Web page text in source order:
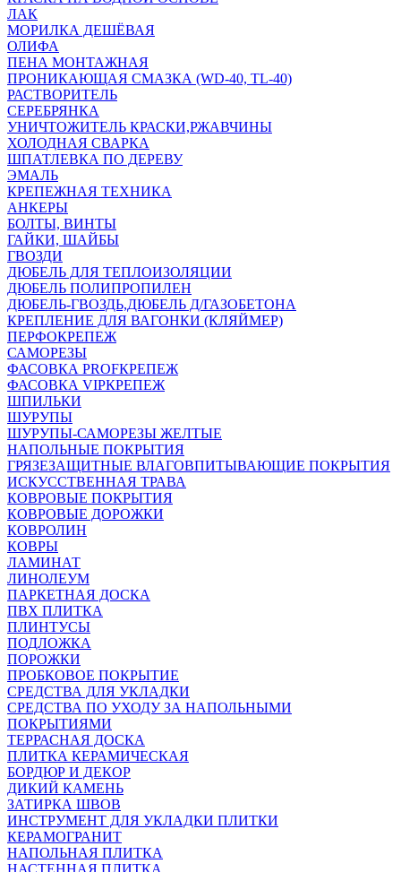
ЛАК
МОРИЛКА ДЕШЁВАЯ
ОЛИФА
ПЕНА МОНТАЖНАЯ
ПРОНИКАЮЩАЯ СМАЗКА (WD-40, TL-40)
РАСТВОРИТЕЛЬ
СЕРЕБРЯНКА
УНИЧТОЖИТЕЛЬ КРАСКИ,РЖАВЧИНЫ
ХОЛОДНАЯ СВАРКА
ШПАТЛЕВКА ПО ДЕРЕВУ
ЭМАЛЬ
КРЕПЕЖНАЯ ТЕХНИКА
АНКЕРЫ
БОЛТЫ, ВИНТЫ
ГАЙКИ, ШАЙБЫ
ГВОЗДИ
ДЮБЕЛЬ ДЛЯ ТЕПЛОИЗОЛЯЦИИ
ДЮБЕЛЬ ПОЛИПРОПИЛЕН
ДЮБЕЛЬ-ГВОЗДЬ,ДЮБЕЛЬ Д/ГАЗОБЕТОНА
КРЕПЛЕНИЕ ДЛЯ ВАГОНКИ (КЛЯЙМЕР)
ПЕРФОКРЕПЕЖ
САМОРЕЗЫ
ФАСОВКА PROFКРЕПЕЖ
ФАСОВКА VIPКРЕПЕЖ
ШПИЛЬКИ
ШУРУПЫ
ШУРУПЫ-САМОРЕЗЫ ЖЕЛТЫЕ
НАПОЛЬНЫЕ ПОКРЫТИЯ
ГРЯЗЕЗАЩИТНЫЕ ВЛАГОВПИТЫВАЮЩИЕ ПОКРЫТИЯ
ИСКУССТВЕННАЯ ТРАВА
КОВРОВЫЕ ПОКРЫТИЯ
КОВРОВЫЕ ДОРОЖКИ
КОВРОЛИН
КОВРЫ
ЛАМИНАТ
ЛИНОЛЕУМ
ПАРКЕТНАЯ ДОСКА
ПВХ ПЛИТКА
ПЛИНТУСЫ
ПОДЛОЖКА
ПОРОЖКИ
ПРОБКОВОЕ ПОКРЫТИЕ
СРЕДСТВА ДЛЯ УКЛАДКИ
СРЕДСТВА ПО УХОДУ ЗА НАПОЛЬНЫМИ
ПОКРЫТИЯМИ
ТЕРРАСНАЯ ДОСКА
ПЛИТКА КЕРАМИЧЕСКАЯ
БОРДЮР И ДЕКОР
ДИКИЙ КАМЕНЬ
ЗАТИРКА ШВОВ
ИНСТРУМЕНТ ДЛЯ УКЛАДКИ ПЛИТКИ
КЕРАМОГРАНИТ
НАПОЛЬНАЯ ПЛИТКА
НАСТЕННАЯ ПЛИТКА